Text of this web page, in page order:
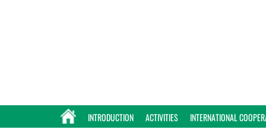
INTRODUCTION ACTIVITIES INTERNATIONAL